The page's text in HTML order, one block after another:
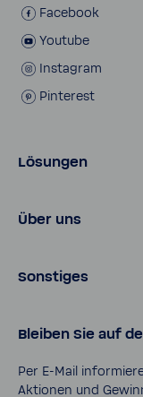
Face­book
Youtube
Insta­gram
Pinte­rest
Lösungen
Produkte für Zuhause
Lösungen für
Über uns
Über BWT
Pro Portal
Kontakt
Sonstiges
AGB
Impressum
Bleiben Sie auf
Per E-​Mail
Aktionen und